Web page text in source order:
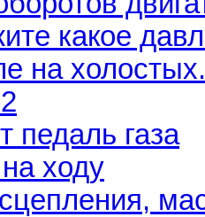
какое
на холостых.
педаль газа
ходу